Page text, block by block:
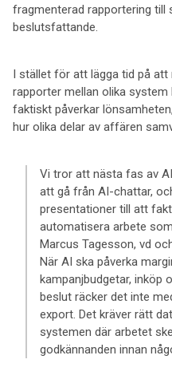
fragmenterad rapportering till
beslutsfattande.
I stället för att lägga tid på
rapporter mellan olika
faktiskt påverkar
hur olika delar av affären
Vi tror att nästa fas av
att gå från AI-chattar,
presentationer till att
automatisera arbete
Marcus Tagesson, vd
När AI ska påverka
kampanjbudgetar, inköp
beslut räcker det inte
export. Det kräver rätt
systemen där arbetet
godkännanden innan